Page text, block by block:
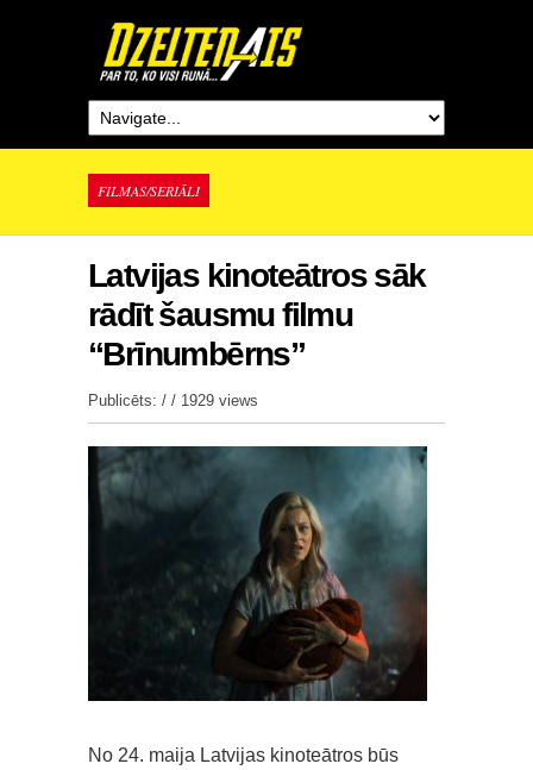
FILMAS/SERIĀLI
Latvijas kinoteātros sāk
rādīt šausmu filmu
“Brīnumbērns”
Publicēts: / / 1929 views
No 24. maija Latvijas kinoteātros būs